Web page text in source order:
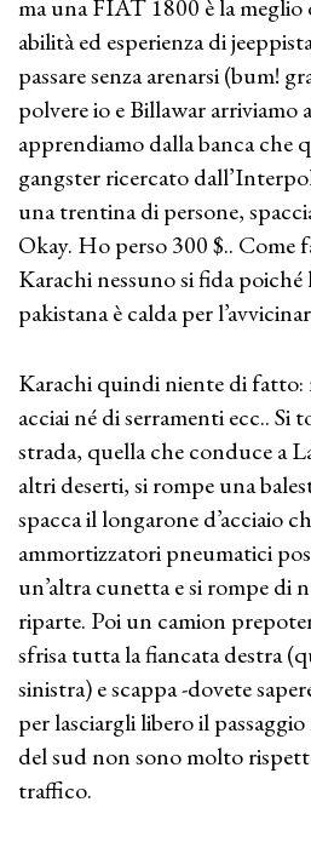
ma una FIAT 1800 è la
abilità ed esperienza di
passare senza arenarsi (bum!
polvere io e Billawar arriviamo
apprendiamo dalla banca che
gangster ricercato
una trentina di persone,
Okay. Ho perso 300 $.. Come
Karachi nessuno si fida
pakistana è calda per
Karachi quindi niente di fatto:
acciai né di serramenti ecc.. Si
strada, quella che conduce a
altri deserti, si rompe una
spacca il longarone d’acciaio
ammortizzatori pneumatici
un’altra cunetta e si rompe di
riparte. Poi un camion
sfrisa tutta la fiancata destra
sinistra) e scappa -dovete
per lasciargli libero il
del sud non sono molto
traffico.